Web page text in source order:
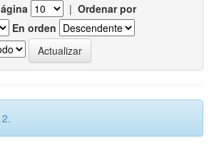
| Ordenar por
En orden